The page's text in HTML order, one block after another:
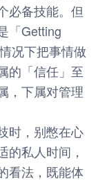
必备技能。但
「Getting
况下把事情做
的「信任」至
，下属对管理
时，别憋在心
的私人时间，
看法，既能体